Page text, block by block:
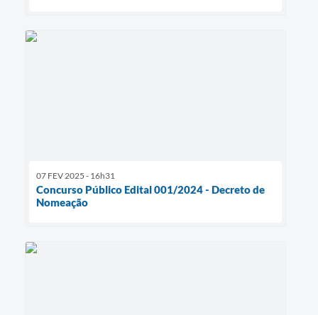
07 FEV 2025 - 16h31
Concurso Público Edital 001/2024 - Decreto de
Nomeação